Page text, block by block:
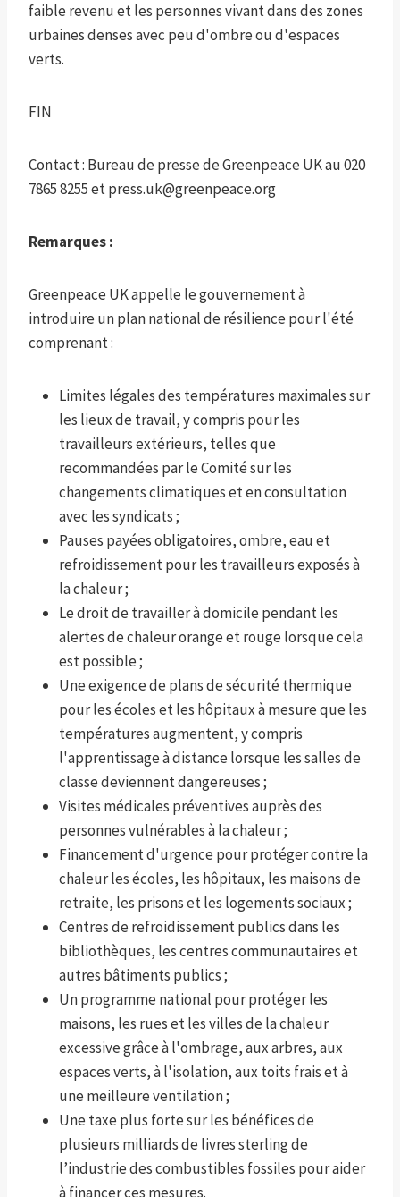
faible revenu et les personnes vivant dans des zones
urbaines denses avec peu d'ombre ou d'espaces
verts.
FIN
Contact : Bureau de presse de Greenpeace UK au 020
7865 8255 et press.uk@greenpeace.org
Remarques :
Greenpeace UK appelle le gouvernement à
introduire un plan national de résilience pour l'été
comprenant :
Limites légales des températures maximales sur
les lieux de travail, y compris pour les
travailleurs extérieurs, telles que
recommandées par le Comité sur les
changements climatiques et en consultation
avec les syndicats ;
Pauses payées obligatoires, ombre, eau et
refroidissement pour les travailleurs exposés à
la chaleur ;
Le droit de travailler à domicile pendant les
alertes de chaleur orange et rouge lorsque cela
est possible ;
Une exigence de plans de sécurité thermique
pour les écoles et les hôpitaux à mesure que les
températures augmentent, y compris
l'apprentissage à distance lorsque les salles de
classe deviennent dangereuses ;
Visites médicales préventives auprès des
personnes vulnérables à la chaleur ;
Financement d'urgence pour protéger contre la
chaleur les écoles, les hôpitaux, les maisons de
retraite, les prisons et les logements sociaux ;
Centres de refroidissement publics dans les
bibliothèques, les centres communautaires et
autres bâtiments publics ;
Un programme national pour protéger les
maisons, les rues et les villes de la chaleur
excessive grâce à l'ombrage, aux arbres, aux
espaces verts, à l'isolation, aux toits frais et à
une meilleure ventilation ;
Une taxe plus forte sur les bénéfices de
plusieurs milliards de livres sterling de
l’industrie des combustibles fossiles pour aider
à financer ces mesures.